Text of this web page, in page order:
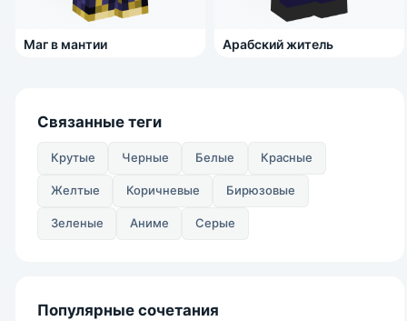
Маг в мантии Арабский житель
Связанные теги
Крутые Черные Белые Красные
Желтые Коричневые Бирюзовые
Зеленые Аниме Серые
Популярные сочетания